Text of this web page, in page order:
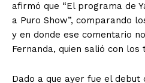
afirmó que “El programa de
a Puro Show”, comparando
y en donde ese comentario
Fernanda, quien salió con los
Dado a que ayer fue el